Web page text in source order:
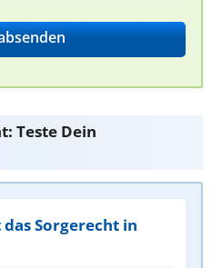
Teste Dein
das Sorgerecht in